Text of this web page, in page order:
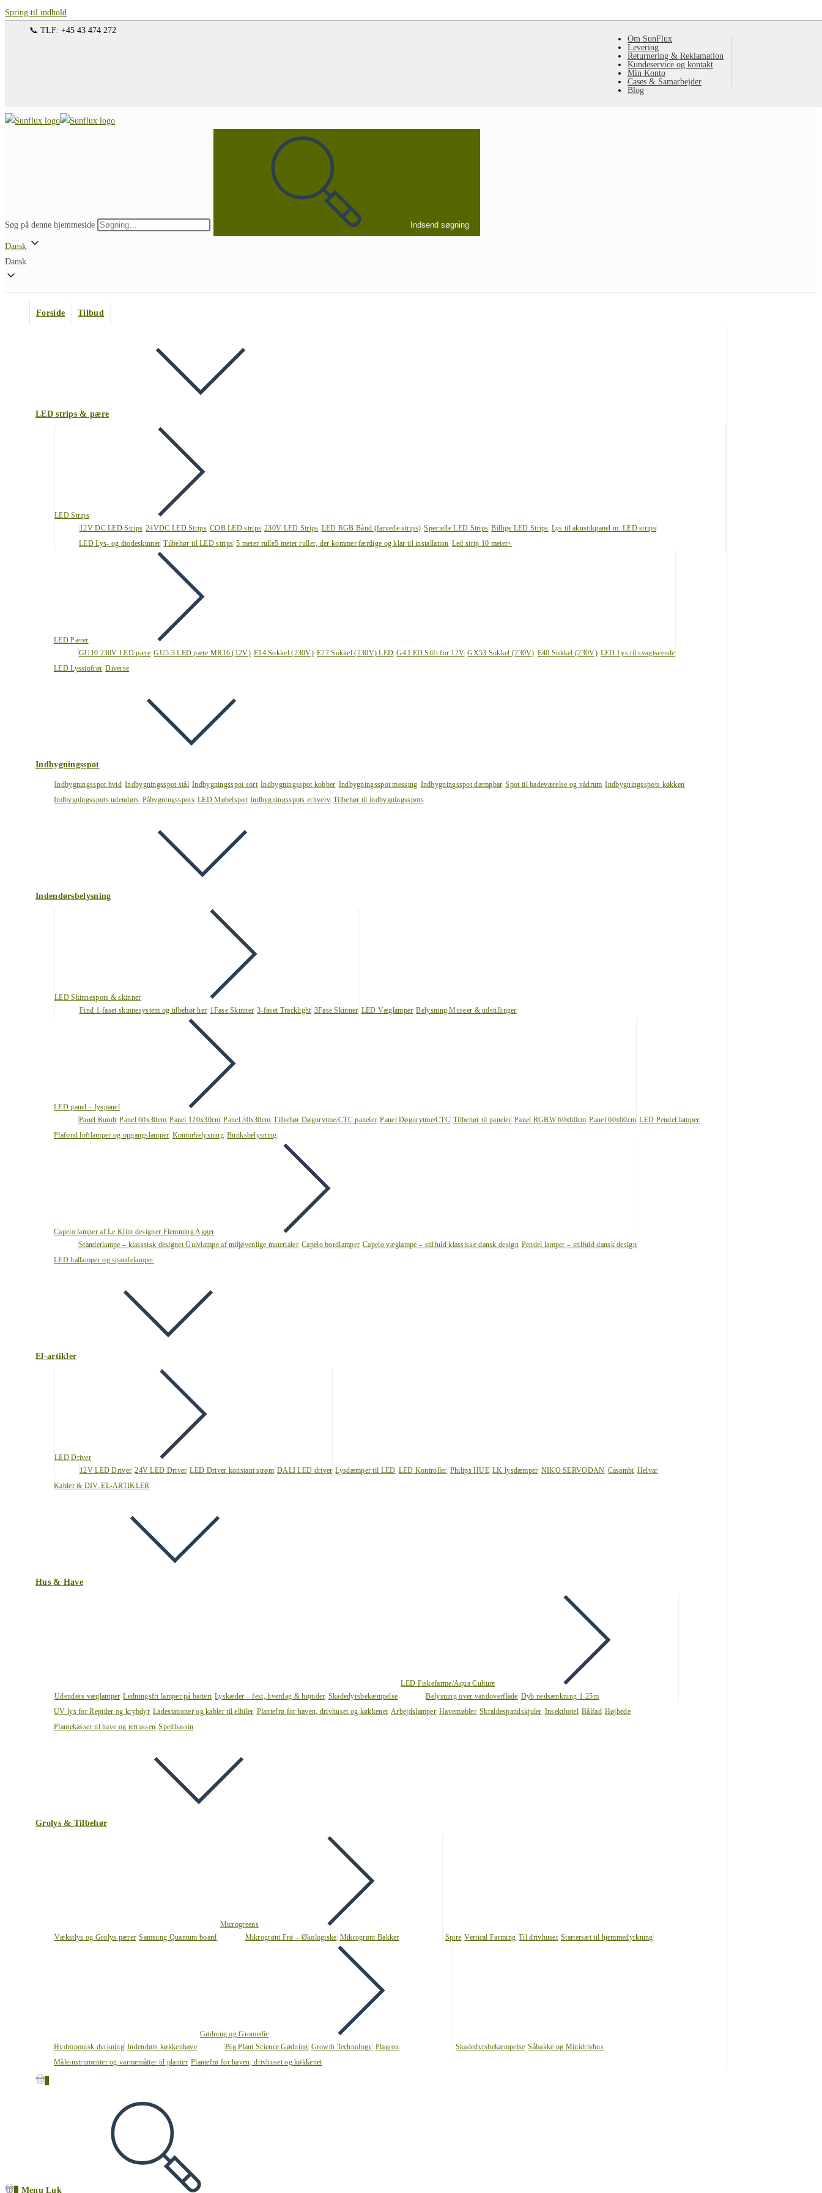
Spring til indhold
Om SunFlux
Levering
Returnering & Reklamation
Kundeservice og kontakt
Min Konto
Cases & Samarbejder
Blog
📞 TLF: +45 43 474 272
Søg på denne hjemmeside Indsend søgning
Dansk
Dansk
Forside Tilbud
LED strips & pære
LED Strips
12V DC LED Strips 24VDC LED Strips COB LED strips 230V LED Strips LED RGB Bånd (farvede strips) Specielle LED Strips Billige LED Strips Lys til akustikpanel m. LED strips
LED Lys- og diodeskinner Tilbehør til LED strips 5 meter rulle5 meter ruller, der kommer færdige og klar til installation Led strip 10 meter+
LED Pærer
GU10 230V LED pære GU5.3 LED pære MR16 (12V) E14 Sokkel (230V) E27 Sokkel (230V) LED G4 LED Stift for 12V GX53 Sokkel (230V) E40 Sokkel (230V) LED Lys til svagtseende
LED Lysstofrør Diverse
Indbygningsspot
Indbygningsspot hvid Indbygningsspot stål Indbygningsspot sort Indbygningsspot kobber Indbygningsspot messing Indbygningsspot dæmpbar Spot til badeværelse og vådrum Indbygningsspots køkken
Indbygningsspots udendørs Påbygningsspots LED Møbelspot Indbygningsspots erhverv Tilbehør til indbygningsspots
Indendørsbelysning
LED Skinnespots & skinner
Find 1-faset skinnesystem og tilbehør her 1Fase Skinner 3-faset Tracklight 3Fase Skinner LED Væglamper Belysning Museer & udstillinger
LED panel – lyspanel
Panel Rundt Panel 60x30cm Panel 120x30cm Panel 30x30cm Tilbehør Døgnrytme/CTC paneler Panel Døgnrytme/CTC Tilbehør til paneler Panel RGBW 60x60cm Panel 60x60cm LED Pendel lamper
Plafond loftlamper og opgangslamper Kontorbelysning Butiksbelysning
Capelo lamper af Le Klint designer Flemming Agger
Standerlampe – klasssisk designet Gulvlampe af miljøvenlige materialer Capelo bordlamper Capelo væglampe – stilfuld klassiske dansk design Pendel lamper – stilfuld dansk design
LED hallamper og spandelamper
El-artikler
LED Driver
12V LED Driver 24V LED Driver LED Driver konstant strøm DALI LED driver Lysdæmper til LED LED Kontroller Philips HUE LK lysdæmper NIKO SERVODAN Casambi Helvar
Kabler & DIV. EL-ARTIKLER
Hus & Have
Udendørs væglamper Ledningsfri lamper på batteri Lyskæder – fest, hverdag & højtider Skadedyrsbekæmpelse
LED Fiskefarme/Aqua Culture
Belysning over vandoverflade Dyb nedsænkning 1-25m
UV lys for Reptiler og krybdyr Ladestationer og kabler til elbiler Plantefrø for haven, drivhuset og køkkenet Arbejdslamper Havemøbler Skraldespandskjuler Insekthotel Bålfad Højbede
Plantekasser til have og terrassen Spejlbassin
Grolys & Tilbehør
Vækstlys og Grolys pærer Samsung Quantum board
Microgreens
Mikrogrønt Frø – Økologiske Mikrogrønt Bakker Spire Vertical Farming Til drivhuset Startersæt til hjemmedyrkning
Hydroponisk dyrkning Indendørs køkkenhave
Gødning og Gromedie
Big Plant Science Gødning Growth Technology Plagron Skadedyrsbekæmpelse Såbakke og Minidrivhus
Måleinstrumenter og varmemåtter til planter Plantefrø for haven, drivhuset og køkkenet
Menu Luk